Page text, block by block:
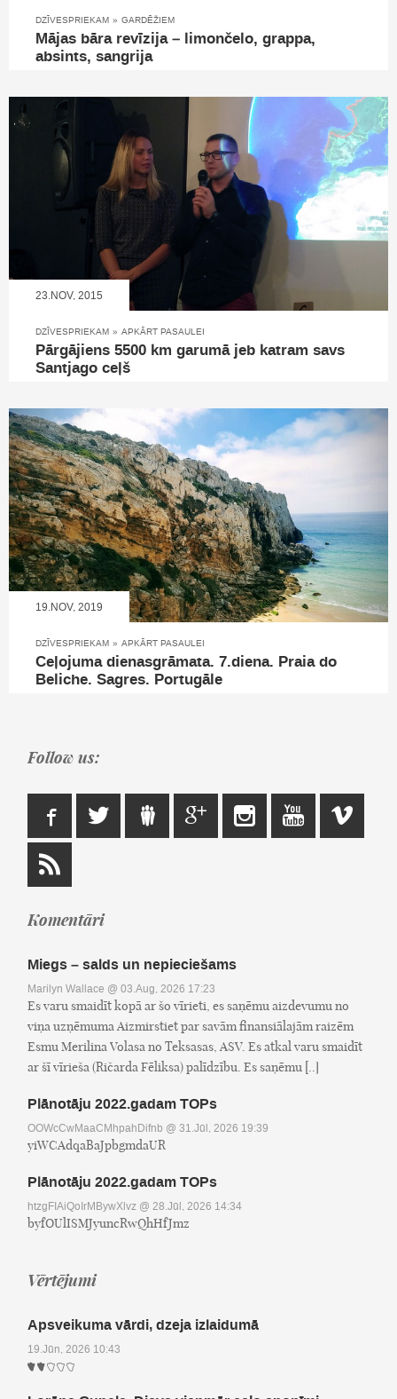
DZĪVESPRIEKAM » GARDĒŽIEM
Mājas bāra revīzija – limončelo, grappa,
absints, sangrija
23.NOV, 2015
DZĪVESPRIEKAM » APKĀRT PASAULEI
Pārgājiens 5500 km garumā jeb katram savs
Santjago ceļš
19.NOV, 2019
DZĪVESPRIEKAM » APKĀRT PASAULEI
Ceļojuma dienasgrāmata. 7.diena. Praia do
Beliche. Sagres. Portugāle
Follow us:
Komentāri
Miegs – salds un nepieciešams
Marilyn Wallace @ 03.Aug, 2026 17:23
Es varu smaidīt kopā ar šo vīrieti, es saņēmu aizdevumu no
viņa uzņēmuma Aizmirstiet par savām finansiālajām raizēm
Esmu Merilina Volasa no Teksasas, ASV. Es atkal varu smaidīt
ar šī vīrieša (Ričarda Fēliksa) palīdzību. Es saņēmu [..]
Plānotāju 2022.gadam TOPs
OOWcCwMaaCMhpahDifnb @ 31.Jūl, 2026 19:39
yiWCAdqaBaJpbgmdaUR
Plānotāju 2022.gadam TOPs
htzgFIAiQoIrMBywXlvz @ 28.Jūl, 2026 14:34
byfOUlISMJyuncRwQhHfJmz
Vērtējumi
Apsveikuma vārdi, dzeja izlaidumā
19.Jūn, 2026 10:43